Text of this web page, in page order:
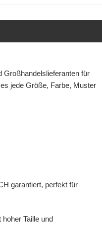
Großhandelslieferanten für
jede Größe, Farbe, Muster
garantiert, perfekt für
Taille und